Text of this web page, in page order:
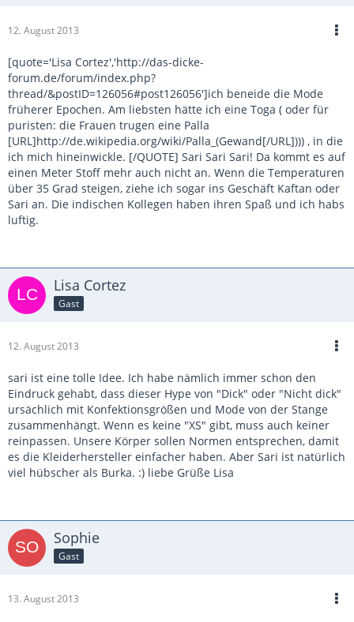
12. August 2013
[quote='Lisa Cortez','http://das-dicke-
forum.de/forum/index.php?
thread/&postID=126056#post126056']ich beneide die Mode
früherer Epochen. Am liebsten hätte ich eine Toga ( oder für
puristen: die Frauen trugen eine Palla
[URL]http://de.wikipedia.org/wiki/Palla_(Gewand[/URL]))) , in die
ich mich hineinwickle. [/QUOTE] Sari Sari Sari! Da kommt es auf
einen Meter Stoff mehr auch nicht an. Wenn die Temperaturen
über 35 Grad steigen, ziehe ich sogar ins Geschäft Kaftan oder
Sari an. Die indischen Kollegen haben ihren Spaß und ich habs
luftig.
Lisa Cortez
Gast
12. August 2013
sari ist eine tolle Idee. Ich habe nämlich immer schon den
Eindruck gehabt, dass dieser Hype von "Dick" oder "Nicht dick"
ursächlich mit Konfektionsgrößen und Mode von der Stange
zusammenhängt. Wenn es keine "XS" gibt, muss auch keiner
reinpassen. Unsere Körper sollen Normen entsprechen, damit
es die Kleiderhersteller einfacher haben. Aber Sari ist natürlich
viel hübscher als Burka. :) liebe Grüße Lisa
Sophie
Gast
13. August 2013